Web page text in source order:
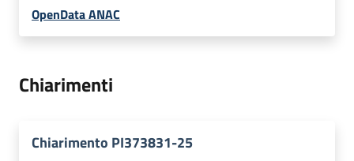
OpenData ANAC
Chiarimenti
Chiarimento PI373831-25